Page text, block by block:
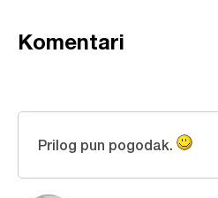
Komentari
Prilog pun pogodak.